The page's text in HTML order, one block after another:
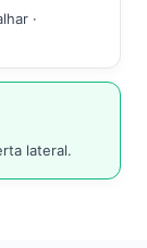
·
lateral.